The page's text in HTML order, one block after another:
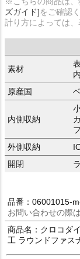
ズガイド]をご確認
計り方によっては、
素材
原産国
内側収納
外側収納
開閉
品番：06001015-
お問い合わせの際
商品名：クロコダ
工 ラウンドファス